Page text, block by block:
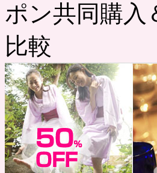
ポン共同購入
比較